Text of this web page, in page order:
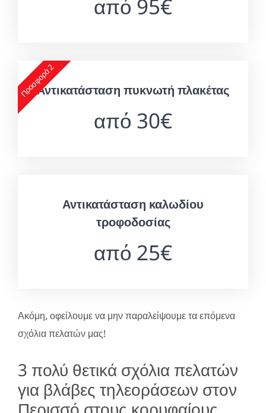
από 95€
Προσφορά 2Αντικατάσταση πυκνωτή πλακέτας
από 30€
Αντικατάσταση καλωδίου
τροφοδοσίας
από 25€
Ακόμη, οφείλουμε να μην παραλείψουμε τα επόμενα
σχόλια πελατών μας!
3 πολύ θετικά σχόλια πελατών
για βλάβες τηλεοράσεων στον